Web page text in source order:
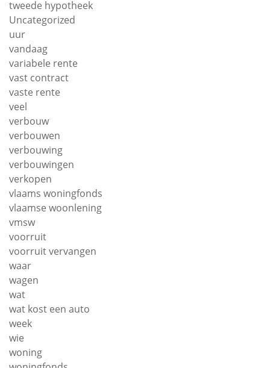
tweede hypotheek
Uncategorized
uur
vandaag
variabele rente
vast contract
vaste rente
veel
verbouw
verbouwen
verbouwing
verbouwingen
verkopen
vlaams woningfonds
vlaamse woonlening
vmsw
voorruit
voorruit vervangen
waar
wagen
wat
wat kost een auto
week
wie
woning